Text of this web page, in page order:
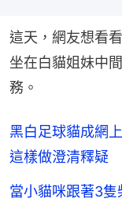
這天，網友想看
坐在白貓姐妹中
務。
黑白足球貓成網
這樣做澄清釋疑
當小貓咪跟著3